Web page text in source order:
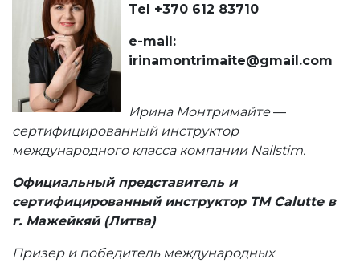
Tel +370 612 83710
e-mail:
irinamontrimaite@gmail.com
Ирина Монтримайте—
cертифицированный инструктор
международного класса компании Nailstim.
Официальный представитель и
сертифицированный инструктор ТМ Calutte в
г. Мажейкяй (Литва)
Призер и победитель международных